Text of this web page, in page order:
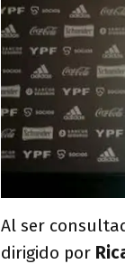
Al ser
dirigido por